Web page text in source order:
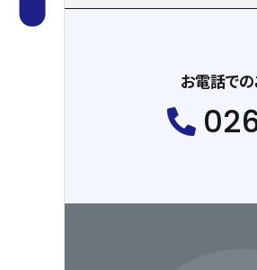
お電話で